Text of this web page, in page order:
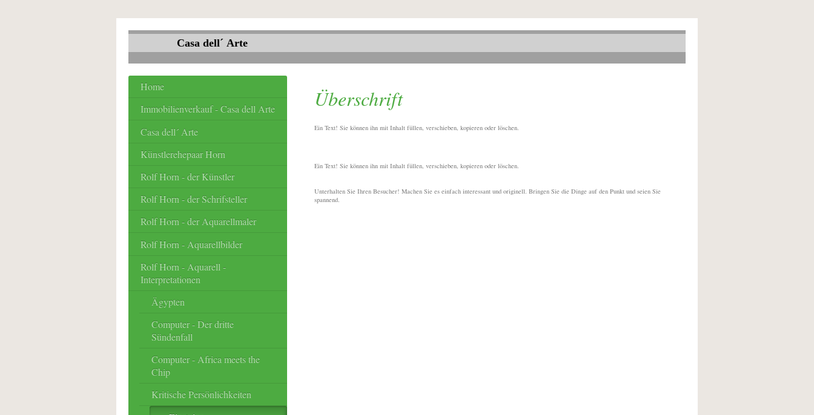
Casa dell´ Arte
Überschrift
Ein Text! Sie können ihn mit Inhalt füllen, verschieben, kopieren oder löschen.
Ein Text! Sie können ihn mit Inhalt füllen, verschieben, kopieren oder löschen.
Unterhalten Sie Ihren Besucher! Machen Sie es einfach interessant und originell. Bringen Sie die Dinge auf den Punkt und seien Sie
spannend.
Home
Immobilienverkauf - Casa dell Arte
Casa dell´ Arte
Künstlerehepaar Horn
Rolf Horn - der Künstler
Rolf Horn - der Schrifsteller
Rolf Horn - der Aquarellmaler
Rolf Horn - Aquarellbilder
Rolf Horn - Aquarell -
Interpretationen
Ägypten
Computer - Der dritte
Sündenfall
Computer - Africa meets the
Chip
Kritische Persönlichkeiten